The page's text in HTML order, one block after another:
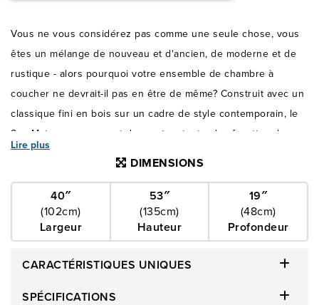
Vous ne vous considérez pas comme une seule chose, vous
êtes un mélange de nouveau et d'ancien, de moderne et de
rustique - alors pourquoi votre ensemble de chambre à
coucher ne devrait-il pas en être de même? Construit avec un
classique fini en bois sur un cadre de style contemporain, le
San Mateo vous permet de montrer toutes les facettes de
votre personnalité. En mélangeant des tons rustiques avec
à coucher une ambiance à la fois chic, tout en étant invitante,
qui correspond à votre propre personnalité!
Lire plus
DIMENSIONS
40″
(102cm)
Largeur
53″
(135cm)
Hauteur
19″
(48cm)
Profondeur
CARACTÉRISTIQUES UNIQUES
SPÉCIFICATIONS